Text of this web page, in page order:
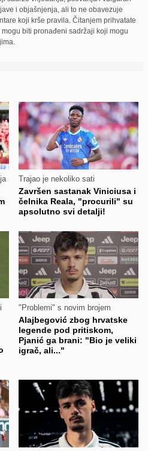
i objašnjenja, ali to ne obavezuje
koji krše pravila. Čitanjem prihvatate
biti pronađeni sadržaji koji mogu
Trajao je nekoliko sati
Završen sastanak Viniciusa i
čelnika Reala, "procurili" su
apsolutno svi detalji!
"Problemi" s novim brojem
Alajbegović zbog hrvatske
legende pod pritiskom,
Pjanić ga brani: "Bio je veliki
igrač, ali..."